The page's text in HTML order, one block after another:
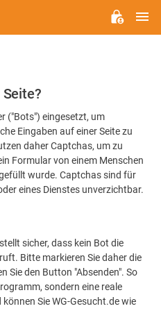
("Bots") eingesetzt, um
Eingaben auf einer Seite zu
daher Captchas, um zu
Formular von einem Menschen
wurde. Captchas sind für
eines Dienstes unverzichtbar.
sicher, dass kein Bot die
Bitte markieren Sie daher die
Sie den Button "Absenden". So
sondern eine reale
Sie WG-Gesucht.de wie